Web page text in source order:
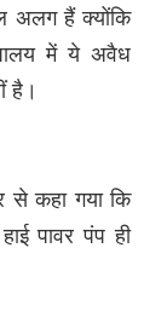
अलग हैं क्योंकि
में ये अवैध
है।
से कहा गया कि
पावर पंप ही